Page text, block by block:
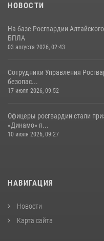
НОВОСТИ
На базе Росгвардии
БПЛА
03 августа 2026, 02:43
Сотрудники Управления
безопас...
17 июля 2026, 09:52
Офицеры росгвардии стали
«Динамо» п...
10 июля 2026, 09:27
НАВИГАЦИЯ
Новости
Карта сайта